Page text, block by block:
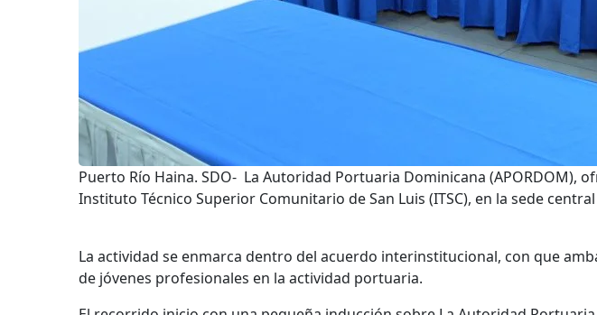
Puerto Río Haina. SDO- La Autoridad Portuaria Dominicana
Instituto Técnico Superior Comunitario de San Luis (ITSC), en la sede
La actividad se enmarca dentro del acuerdo interinstitucional, con que
de jóvenes profesionales en la actividad portuaria.